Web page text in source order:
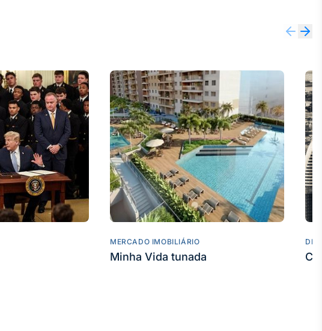
MERCADO IMOBILIÁRIO
Minha Vida tunada